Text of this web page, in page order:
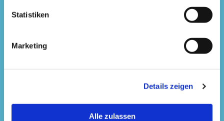
Statistiken
Marketing
Details zeigen
Alle zulassen
Betriebliche Altersvorsorge